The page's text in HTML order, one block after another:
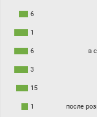
6
1
6 в
3
15
1 после